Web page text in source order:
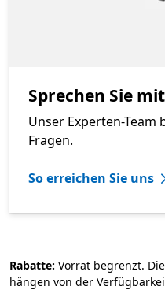
Sprechen Sie
Unser Experten-
Fragen.
So erreichen Sie uns
Rabatte: Vorrat begrenzt.
hängen von der